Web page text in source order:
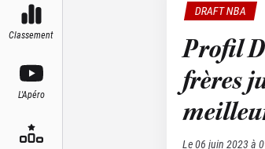
Classement
L'Apéro
DRAFT NBA
Profil
frères
Le06 juin 2023 à